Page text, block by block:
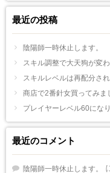
最近の投稿
陰陽師一時休止します。
スキル調整で大天狗が変わ
スキルレベルは再配分さ
商店で2番針女買ってみま
プレイヤーレベル60にな
最近のコメント
陰陽師一時休止します。